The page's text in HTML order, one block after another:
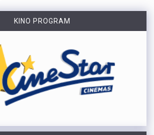
KINO PROGRAM